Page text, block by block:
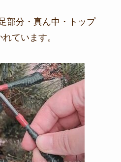
部分・真ん中・トップ
ています。